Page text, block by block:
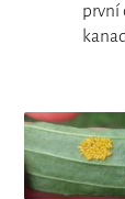
první